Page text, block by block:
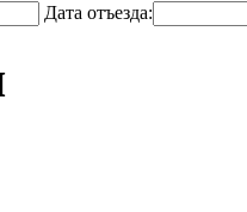
Дата отъезда: